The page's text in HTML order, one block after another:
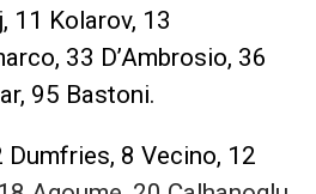
11 Kolarov, 13
33 D’Ambrosio, 36
95 Bastoni.
Dumfries, 8 Vecino, 12